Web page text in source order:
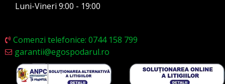
Luni-Vineri 9:00 - 19:00
Comenzi telefonice: 0744 158 799
garantii@egospodarul.ro